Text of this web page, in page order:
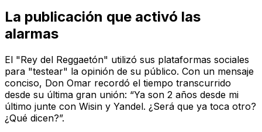
La publicación que activó las
alarmas
El "Rey del Reggaetón" utilizó sus plataformas sociales
para "testear" la opinión de su público. Con un mensaje
conciso, Don Omar recordó el tiempo transcurrido
desde su última gran unión: “Ya son 2 años desde mi
último junte con Wisin y Yandel. ¿Será que ya toca otro?
¿Qué dicen?”.